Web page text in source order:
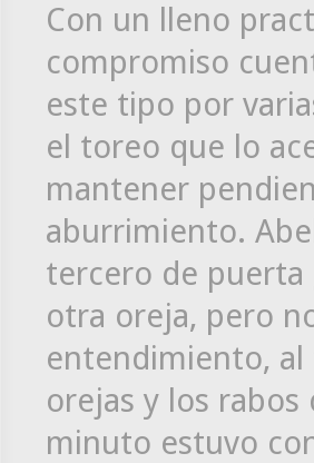
Con un lleno
compromiso
este tipo por
el toreo que lo
mantener
aburrimiento.
tercero de
otra oreja, pero
entendimiento, al
orejas y los
minuto estuvo